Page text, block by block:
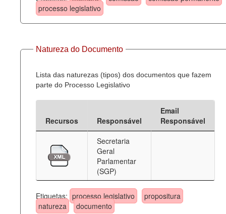
processo legislativo
Natureza do Documento
Lista das naturezas (tipos) dos documentos que fazem
parte do Processo Legislativo
Recursos Responsável
Email
Responsável
Secretaria
Geral
Parlamentar
(SGP)
Etiquetas: processo legislativo
propositura
natureza
documento